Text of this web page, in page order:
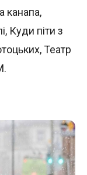
канапа,
, Куди піти з
,Театр